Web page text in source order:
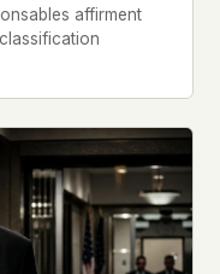
lawyers to
us to protect
affirment